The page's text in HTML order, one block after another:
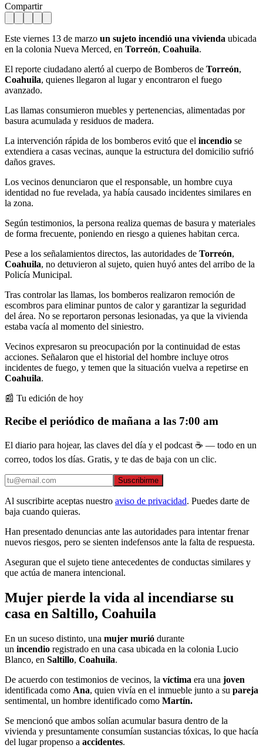
Compartir
Este viernes 13 de marzo un sujeto incendió una vivienda ubicada
en la colonia Nueva Merced, en Torreón, Coahuila.
El reporte ciudadano alertó al cuerpo de Bomberos de Torreón,
Coahuila, quienes llegaron al lugar y encontraron el fuego
avanzado.
Las llamas consumieron muebles y pertenencias, alimentadas por
basura acumulada y residuos de madera.
La intervención rápida de los bomberos evitó que el incendio se
extendiera a casas vecinas, aunque la estructura del domicilio sufrió
daños graves.
Los vecinos denunciaron que el responsable, un hombre cuya
identidad no fue revelada, ya había causado incidentes similares en
la zona.
Según testimonios, la persona realiza quemas de basura y materiales
de forma frecuente, poniendo en riesgo a quienes habitan cerca.
Pese a los señalamientos directos, las autoridades de Torreón,
Coahuila, no detuvieron al sujeto, quien huyó antes del arribo de la
Policía Municipal.
Tras controlar las llamas, los bomberos realizaron remoción de
escombros para eliminar puntos de calor y garantizar la seguridad
del área. No se reportaron personas lesionadas, ya que la vivienda
estaba vacía al momento del siniestro.
Vecinos expresaron su preocupación por la continuidad de estas
acciones. Señalaron que el historial del hombre incluye otros
incidentes de fuego, y temen que la situación vuelva a repetirse en
Coahuila.
📰 Tu edición de hoy
Recibe el periódico de mañana a las 7:00 am
El diario para hojear, las claves del día y el podcast ☕ — todo en un
correo, todos los días. Gratis, y te das de baja con un clic.
Suscribirme
Al suscribirte aceptas nuestro aviso de privacidad. Puedes darte de
baja cuando quieras.
Han presentado denuncias ante las autoridades para intentar frenar
nuevos riesgos, pero se sienten indefensos ante la falta de respuesta.
Aseguran que el sujeto tiene antecedentes de conductas similares y
que actúa de manera intencional.
Mujer pierde la vida al incendiarse su
casa en Saltillo, Coahuila
En un suceso distinto, una mujer murió durante
un incendio registrado en una casa ubicada en la colonia Lucio
Blanco, en Saltillo, Coahuila.
De acuerdo con testimonios de vecinos, la víctima era una joven
identificada como Ana, quien vivía en el inmueble junto a su pareja
sentimental, un hombre identificado como Martín.
Se mencionó que ambos solían acumular basura dentro de la
vivienda y presuntamente consumían sustancias tóxicas, lo que hacía
del lugar propenso a accidentes.